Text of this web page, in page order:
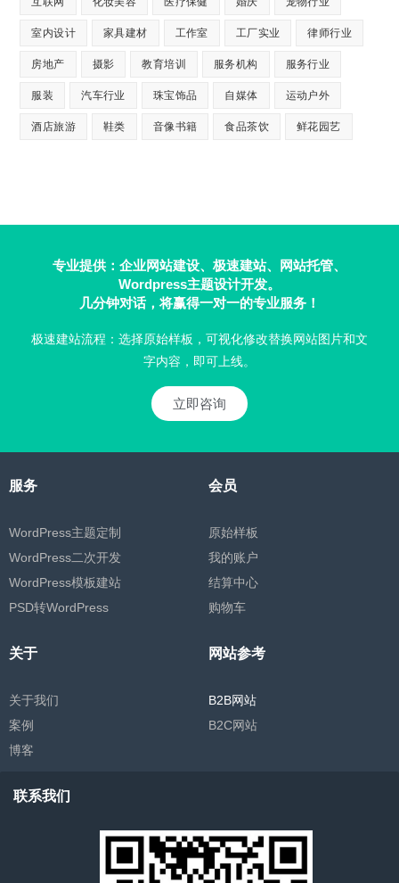
室内设计 家具建材 工作室 工厂实业 律师行业
房地产 摄影 教育培训 服务机构 服务行业
服装 汽车行业 珠宝饰品 自媒体 运动户外
酒店旅游 鞋类 音像书籍 食品茶饮 鲜花园艺
专业提供：企业网站建设、极速建站、网站托管、
Wordpress主题设计开发。
几分钟对话，将赢得一对一的专业服务！
极速建站流程：选择原始样板，可视化修改替换网站图片和文
字内容，即可上线。
立即咨询
服务
WordPress主题定制
WordPress二次开发
WordPress模板建站
PSD转WordPress
会员
原始样板
我的账户
结算中心
购物车
关于
关于我们
案例
博客
网站参考
B2B网站
B2C网站
联系我们